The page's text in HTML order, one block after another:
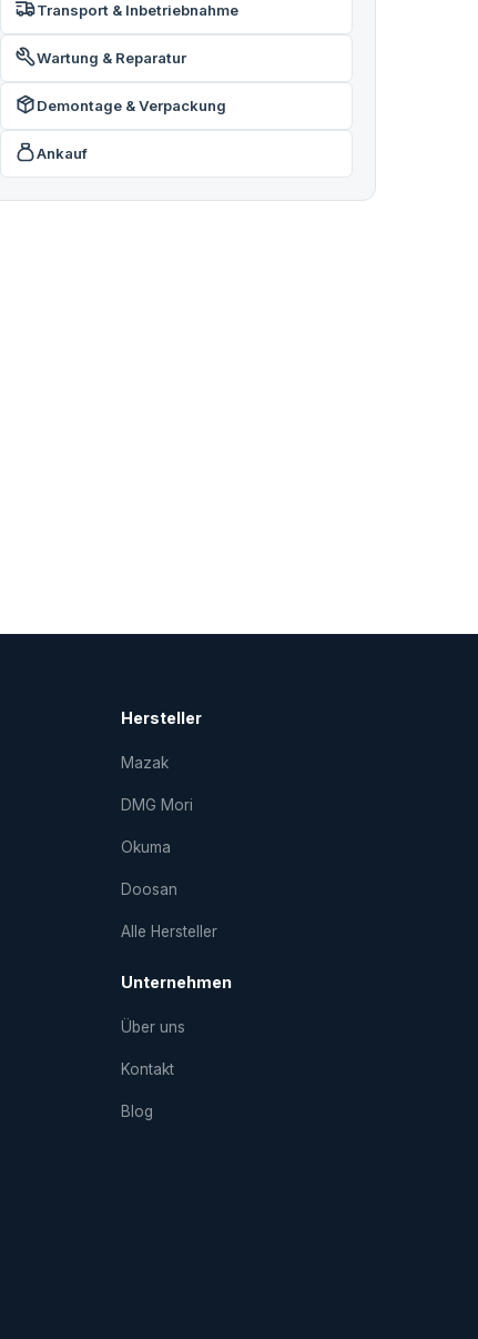
Transport & Inbetriebnahme
Wartung & Reparatur
Demontage & Verpackung
Ankauf
Hersteller
Mazak
DMG Mori
Okuma
Doosan
Alle Hersteller
Unternehmen
Über uns
Kontakt
Blog